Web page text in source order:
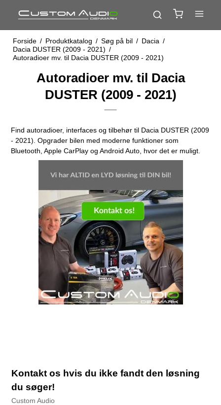
Forside / Produktkatalog / Søg på bil / Dacia /
Dacia DUSTER (2009 - 2021) /
Autoradioer mv. til Dacia DUSTER (2009 - 2021)
Autoradioer mv. til Dacia
DUSTER (2009 - 2021)
Find autoradioer, interfaces og tilbehør til Dacia DUSTER (2009
- 2021). Opgrader bilen med moderne funktioner som
Bluetooth, Apple CarPlay og Android Auto, hvor det er muligt.
Kontakt os hvis du ikke fandt den løsning
du søger!
Custom Audio